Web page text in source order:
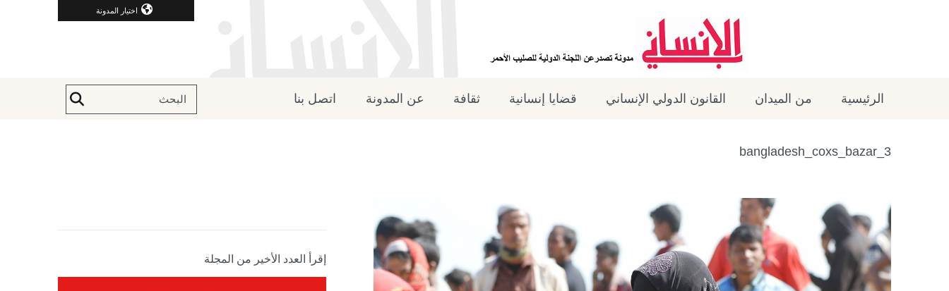
اختيار المدونة
الرئيسية من الميدان القانون الدولي الإنساني قضايا إنسانية ثقافة عن المدونة اتصل بنا
3_bangladesh_coxs_bazar
إقرأ العدد الأخير من المجلة